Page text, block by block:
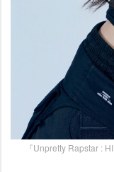
『Unpretty Rapstar :